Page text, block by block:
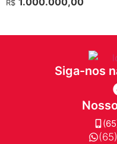
R$
Siga-nos